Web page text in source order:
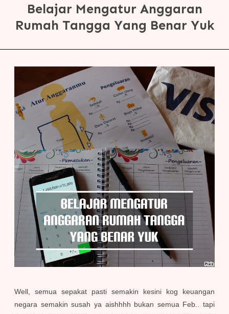
Belajar Mengatur Anggaran
Rumah Tangga Yang Benar Yuk
Well, semua sepakat pasti semakin kesini kog keuangan
negara semakin susah ya aishhhh bukan semua Feb.. tapi